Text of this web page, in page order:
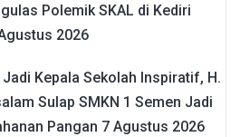
Polemik SKAL di Kediri
2026
Kepala Sekolah Inspiratif, H.
Sulap SMKN 1 Semen Jadi
Pangan 7 Agustus 2026